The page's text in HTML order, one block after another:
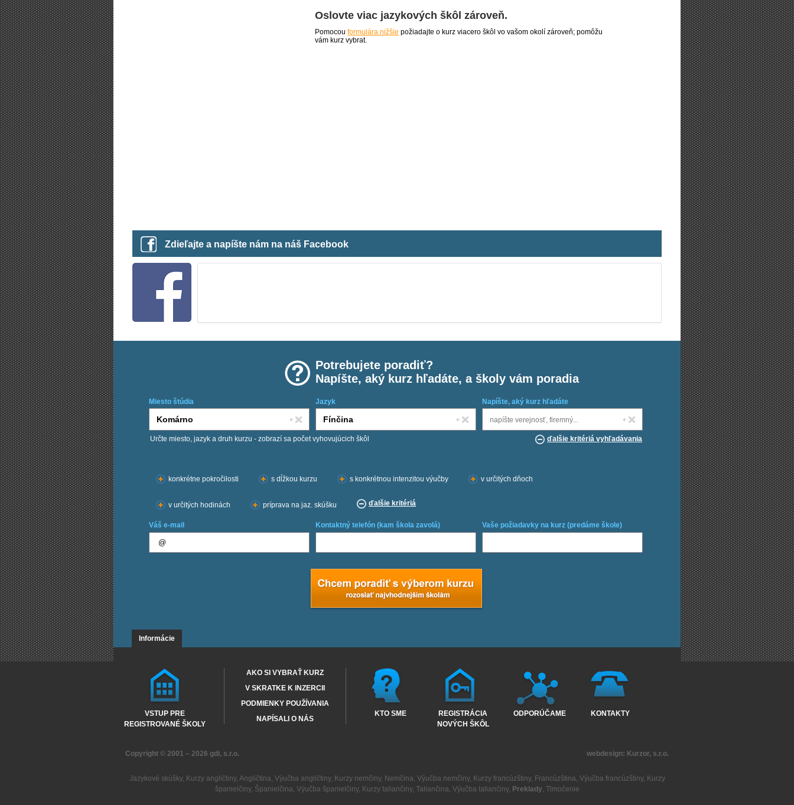
Oslovte viac jazykových škôl zároveň.
Pomocou formulára nižšie požiadajte o kurz viacero škôl vo vašom okolí zároveň; pomôžu
vám kurz vybrat.
Zdieľajte a napíšte nám na náš Facebook
Potrebujete poradiť?
Napíšte, aký kurz hľadáte, a školy vám poradia
Miesto štúdia Jazyk Napíšte, aký kurz hľadáte
Určte miesto, jazyk a druh kurzu - zobrazí sa počet vyhovujúcich škôl ďalšie kritériá vyhľadávania
konkrétne pokročilosti
s dĺžkou kurzu s konkrétnou intenzitou výučby v určitých dňoch
v určitých hodinách príprava na jaz. skúšku ďalšie kritériá
Váš e-mail Kontaktný telefón (kam škola zavolá) Vaše požiadavky na kurz (predáme škole)
Informácie
VSTUP PRE
REGISTROVANÉ ŠKOLY
AKO SI VYBRAŤ KURZ
V SKRATKE K INZERCII
PODMIENKY POUŽÍVANIA
NAPÍSALI O NÁS
KTO SME
REGISTRÁCIA
NOVÝCH ŠKÔL
ODPORÚČAME KONTAKTY
Copyright © 2001 – 2026 gdi, s.r.o. webdesign: Kurzor, s.r.o.
Jazykové skúšky, Kurzy angličtiny, Angličtina, Výučba angličtiny, Kurzy nemčiny, Nemčina, Výučba nemčiny, Kurzy francúzštiny, Francúzština, Výučba francúzštiny, Kurzy
španielčiny, Španielčina, Výučba španielčiny, Kurzy taliančiny, Taliančina, Výučba taliančiny, Preklady, Tlmočenie